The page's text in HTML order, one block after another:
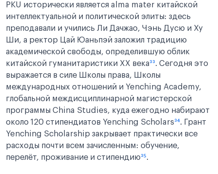
PKU исторически является alma mater китайской
интеллектуальной и политической элиты: здесь
преподавали и учились Ли Дачжао, Чэнь Дусю и Ху
Ши, а ректор Цай Юаньпэй заложил традицию
академической свободы, определившую облик
китайской гуманитаристики XX века³³. Сегодня это
выражается в силе Школы права, Школы
международных отношений и Yenching Academy,
глобальной междисциплинарной магистерской
программы China Studies, куда ежегодно набирают
около 120 стипендиатов Yenching Scholars³⁴. Грант
Yenching Scholarship закрывает практически все
расходы почти всем зачисленным: обучение,
перелёт, проживание и стипендию³⁵.